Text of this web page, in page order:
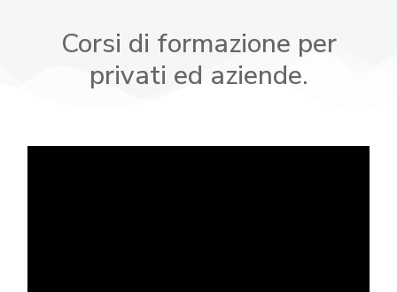
Corsi di formazione per
privati ed aziende.